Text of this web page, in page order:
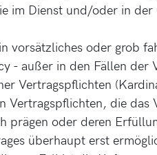
im Dienst und/oder in der
vorsätzliches oder grob
- außer in den Fällen der
Vertragspflichten
Vertragspflichten, die das
prägen oder deren
überhaupt erst